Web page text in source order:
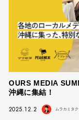
OURS MEDIA
沖縄に集結！
2025.12.2 ムラカミタ